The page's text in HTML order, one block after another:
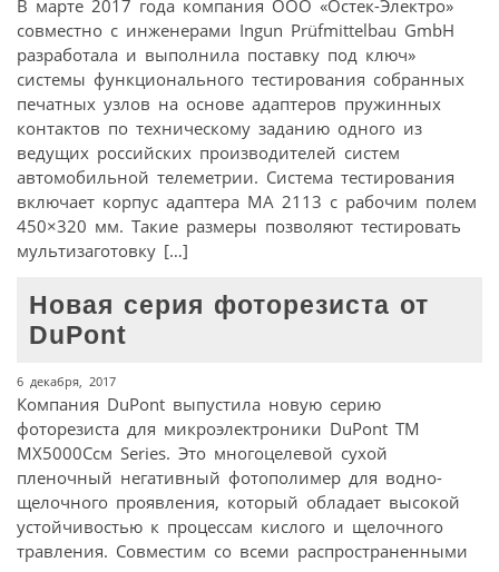
В марте 2017 года компания ООО «Остек-Электро»
совместно с инженерами Ingun Prüfmittelbau GmbH
разработала и выполнила поставку под ключ»
системы функционального тестирования собранных
печатных узлов на основе адаптеров пружинных
контактов по техническому заданию одного из
ведущих российских производителей систем
автомобильной телеметрии. Система тестирования
включает корпус адаптера МА 2113 с рабочим полем
450×320 мм. Такие размеры позволяют тестировать
мультизаготовку […]
Новая серия фоторезиста от
DuPont
6 декабря, 2017
Компания DuPont выпустила новую серию
фоторезиста для микроэлектроники DuPont TM
MX5000Cсм Series. Это многоцелевой сухой
пленочный негативный фотополимер для водно-
щелочного проявления, который обладает высокой
устойчивостью к процессам кислого и щелочного
травления. Совместим со всеми распространенными